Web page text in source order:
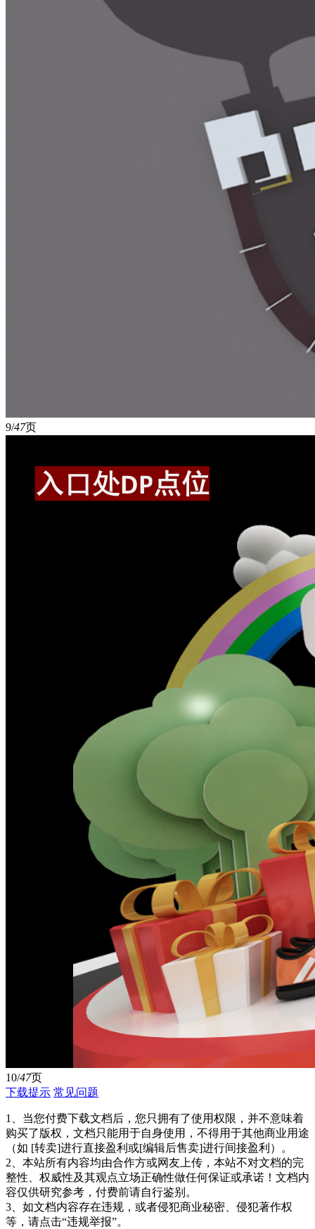
9/47页
10/47页
下载提示 常见问题
1、当您付费下载文档后，您只拥有了使用权限，并不意味着
购买了版权，文档只能用于自身使用，不得用于其他商业用途
（如 [转卖]进行直接盈利或[编辑后售卖]进行间接盈利）。
2、本站所有内容均由合作方或网友上传，本站不对文档的完
整性、权威性及其观点立场正确性做任何保证或承诺！文档内
容仅供研究参考，付费前请自行鉴别。
3、如文档内容存在违规，或者侵犯商业秘密、侵犯著作权
等，请点击“违规举报”。